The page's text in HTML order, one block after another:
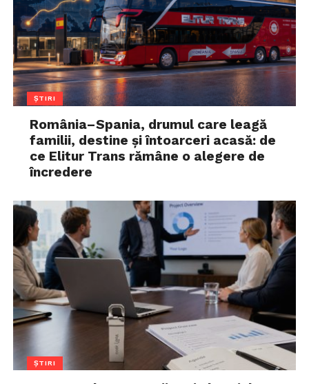
ȘTIRI
România–Spania, drumul care leagă
familii, destine și întoarceri acasă: de
ce Elitur Trans rămâne o alegere de
încredere
ȘTIRI